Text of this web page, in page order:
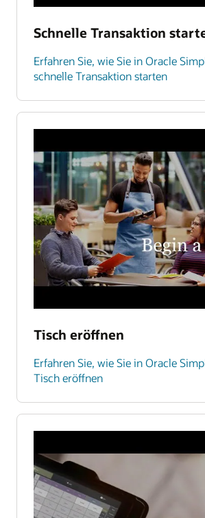
Schnelle Transaktion
Erfahren Sie, wie Sie in Oracle
schnelle Transaktion starten
Tisch eröffnen
Erfahren Sie, wie Sie in Oracle
Tisch eröffnen